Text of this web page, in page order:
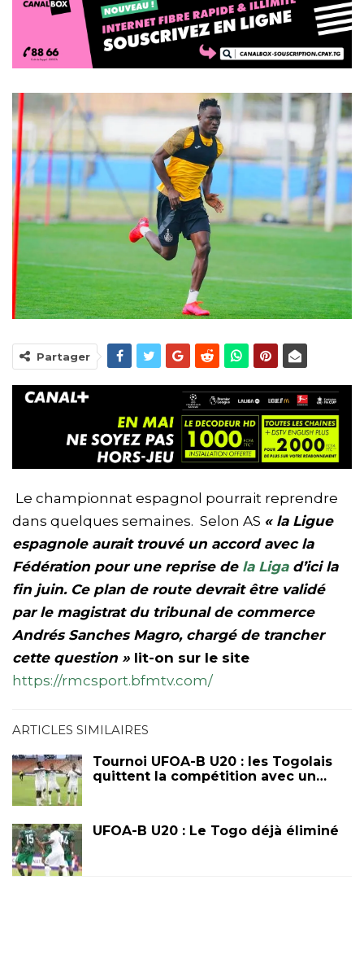
Partager
Le championnat espagnol pourrait reprendre
dans quelques semaines. Selon AS « la Ligue
espagnole aurait trouvé un accord avec la
Fédération pour une reprise de la Ligad’ici la
fin juin. Ce plan de route devrait être validé
par le magistrat du tribunal de commerce
Andrés Sanches Magro, chargé de trancher
cette question » lit-on sur le site
https://rmcsport.bfmtv.com/
ARTICLES SIMILAIRES
Tournoi UFOA-B U20 : les Togolais
quittent la compétition avec un…
UFOA-B U20 : Le Togo déjà éliminé